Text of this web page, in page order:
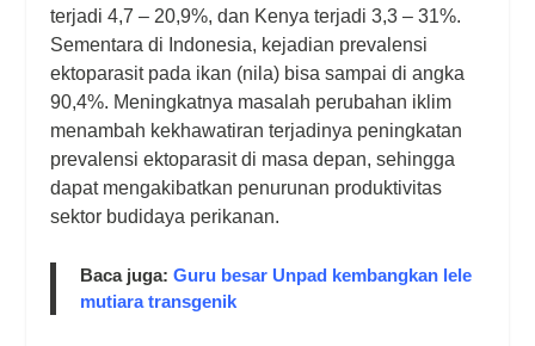
terjadi 4,7 – 20,9%, dan Kenya terjadi 3,3 – 31%.
Sementara di Indonesia, kejadian prevalensi
ektoparasit pada ikan (nila) bisa sampai di angka
90,4%. Meningkatnya masalah perubahan iklim
menambah kekhawatiran terjadinya peningkatan
prevalensi ektoparasit di masa depan, sehingga
dapat mengakibatkan penurunan produktivitas
sektor budidaya perikanan.
Baca juga:Guru besar Unpad kembangkan lele
mutiara transgenik